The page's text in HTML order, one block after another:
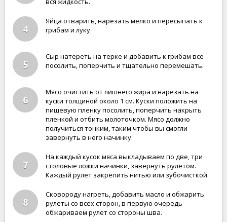
4
Яйца отварить, нарезать мелко и пересыпать к
грибам и луку.
5
Сыр натереть на терке и добавить к грибам все
посолить, поперчить и тщательно перемешать.
6
Мясо очистить от лишнего жира и нарезать на
куски толщиной около 1 см. Куски положить на
пищевую пленку посолить, поперчить накрыть
пленкой и отбить молоточком. Мясо должно
получиться тонким, таким чтобы вы смогли
завернуть в него начинку.
7
На каждый кусок мяса выкладываем по две, три
столовые ложки начинки, завернуть рулетом.
Каждый рулет закрепить нитью или зубочисткой.
8
Сковороду нагреть, добавить масло и обжарить
рулеты со всех сторон, в первую очередь
обжариваем рулет со стороны шва.